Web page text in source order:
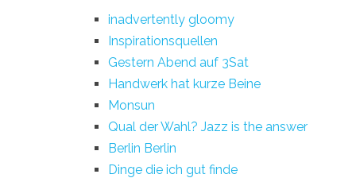
inadvertently gloomy
Inspirationsquellen
Gestern Abend auf 3Sat
Handwerk hat kurze Beine
Monsun
Qual der Wahl? Jazz is the answer
Berlin Berlin
Dinge die ich gut finde